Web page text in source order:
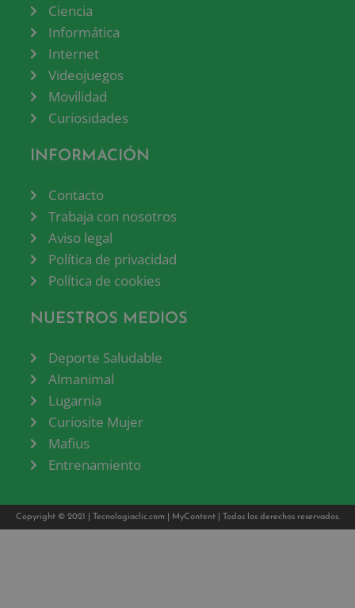
Ciencia
Informática
Internet
Videojuegos
Movilidad
Curiosidades
INFORMACIÓN
Contacto
Trabaja con nosotros
Aviso legal
Política de privacidad
Política de cookies
NUESTROS MEDIOS
Deporte Saludable
Almanimal
Lugarnia
Curiosite Mujer
Mafius
Entrenamiento
Copyright © 2021 | Tecnologiaclic.com MyContent| Todos los derechos reservados.